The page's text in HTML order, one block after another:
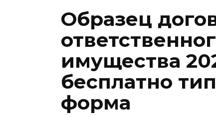
Образец
имущества
бесплатно
форма